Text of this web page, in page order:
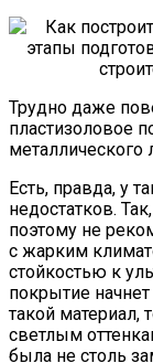
Трудно даже
пластизоловое
металлического
Есть, правда, у
недостатков.
поэтому не
с жарким
стойкостью к
покрытие
такой материал,
светлым
была не столь